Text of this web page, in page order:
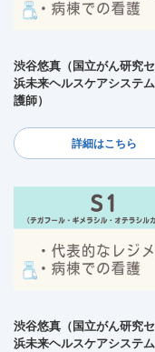
渋谷悠真（国立がん研究
浜未来ヘルスケアシステ
護師）
詳細はこちら
渋谷悠真（国立がん研究
浜未来ヘルスケアシステ